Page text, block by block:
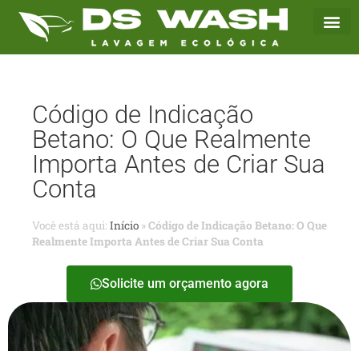
Código de Indicação
Betano: O Que Realmente
Importa Antes de Criar Sua
Conta
Você está aqui: Início »Código de Indicação Betano: O Que
Realmente Importa Antes de Criar Sua Conta
Solicite um orçamento agora